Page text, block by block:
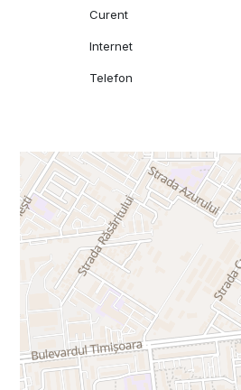
imobil valoros și ușor de închiriat.
Curent
Internet
Telefon